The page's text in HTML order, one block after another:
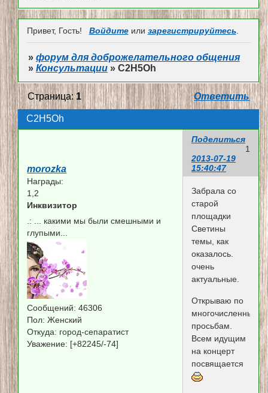
Привет, Гость! Войдитеили зарегистрируйтесь.
» форум для доброжелательного общения
» Консультации » С2H5Oh
С2H5Oh
Страница: 1 Ответить
Поделиться
1
2013-07-19
15:40:47
morozka
Награды:
1,2
Инквизитор
.: ... какими мы были смешными и
глупыми...
Сообщений: 46306
Пол: Женский
Откуда: город-сепаратист
Уважение: [+82245/-74]
Забрала со
старой
площадки
Светины
темы, как
оказалось.
очень
актуальные.
Открываю по
многочисленным
просьбам.
Всем идущим
на концерт
посвящается